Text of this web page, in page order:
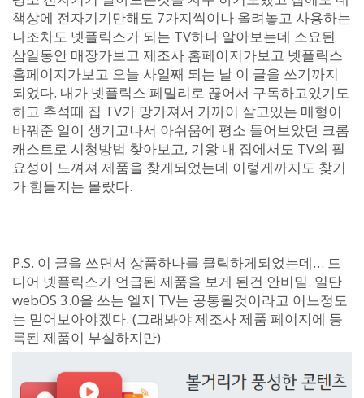
책상에 전자기기만해도 7가지씩이나 올려놓고 사용하는
나조차도 넷플릭스가 되는 TV하나 알아보는데 소요된
삼일동안 매장가보고 제조사 홈페이지가보고 넷플릭스
홈페이지가보고 오늘 사일째 되는 날 이 글을 쓰기까지
되었다. 내가 넷플릭스 페밀리로 끊어서 구독하고있기도
하고 추석때 집 TV가 망가져서 가까이 살고있는 매형이
바꿔준 일이 생기고나서 아쉬움에 평소 들어보았던 크롬
캐스트로 시청방법 찾아보고, 기왕 내 집에서도 TV의 필
요성이 느껴져 제품을 찾게되었는데 이렇게까지도 찾기
가 힘들지는 몰랐다.
P.S. 이 글을 쓰면서 상품하나를 클릭하게되었는데… 드
디어 넷플릭스가 언급된 제품을 보게 된건 안비밀. 일단
webOS 3.0을 쓰는 엘지 TV는 공통될것이라고 어느정도
는 믿어보아야겠다. (그래봐야 제조사 제품 페이지에 등
록된 제품이 부실하지만)